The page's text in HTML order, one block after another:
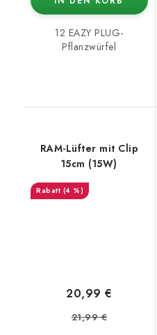
12 EAZY PLUG-
Pflanzwürfel
RAM-Lüfter mit Clip
15cm (15W)
(4 %)
20,99 €
21,99 €